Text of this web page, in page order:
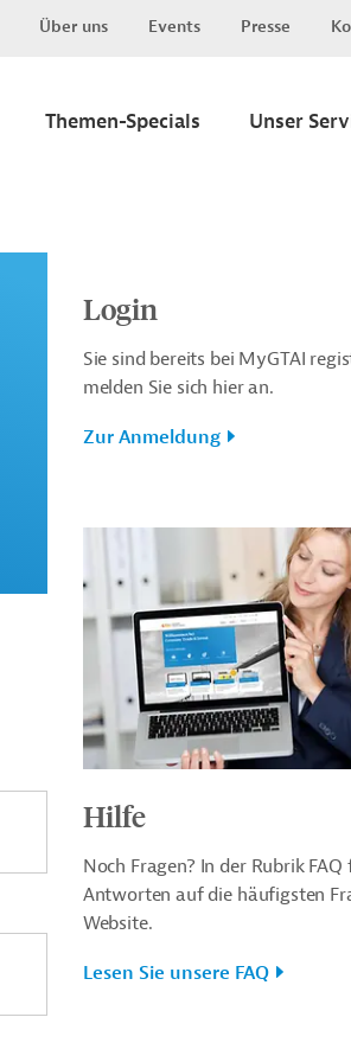
Über uns Events Presse
Themen-Specials Unser
Login
Sie sind bereits bei MyGTAI
melden Sie sich hier an.
Zur Anmeldung
Hilfe
Noch Fragen? In der Rubrik FAQ
Antworten auf die häufigsten
Website.
Lesen Sie unsere FAQ